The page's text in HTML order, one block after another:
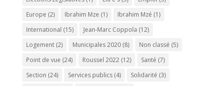
Europe (2) Ibrahim Mze (1) Ibrahim Mzé (1)
International (15) Jean-Marc Coppola (12)
Logement(2) Municipales 2020(8) Non classé (5)
Point de vue (24) Roussel 2022(12) Santé (7)
Section (24) Services publics(4) Solidarité (3)